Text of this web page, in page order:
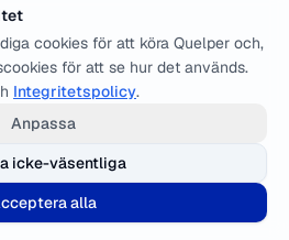
cookies för att köra Quelper och,
för att se hur det används.
Integritetspolicy.
Anpassa
icke-väsentliga
alla